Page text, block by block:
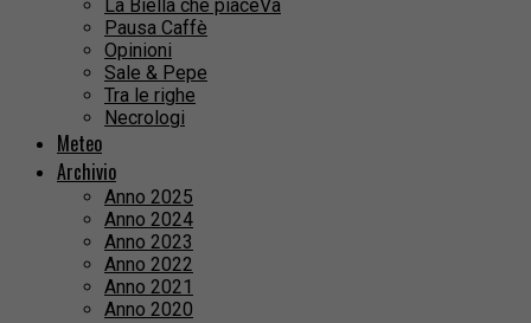
La Biella che piaceVa
Pausa Caffè
Opinioni
Sale & Pepe
Tra le righe
Necrologi
Meteo
Archivio
Anno 2025
Anno 2024
Anno 2023
Anno 2022
Anno 2021
Anno 2020